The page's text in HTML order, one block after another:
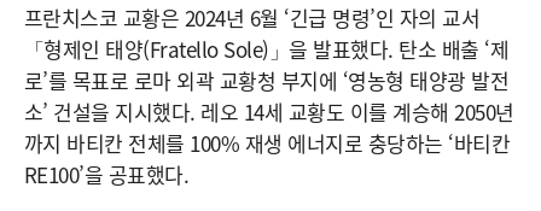
프란치스코 교황은 2024년 6월 ‘긴급 명령’인 자의 교서
「형제인 태양(Fratello Sole)」을 발표했다. 탄소 배출 ‘제
로’를 목표로 로마 외곽 교황청 부지에 ‘영농형 태양광 발전
소’ 건설을 지시했다. 레오 14세 교황도 이를 계승해 2050년
까지 바티칸 전체를 100% 재생 에너지로 충당하는 ‘바티칸
RE100’을 공표했다.